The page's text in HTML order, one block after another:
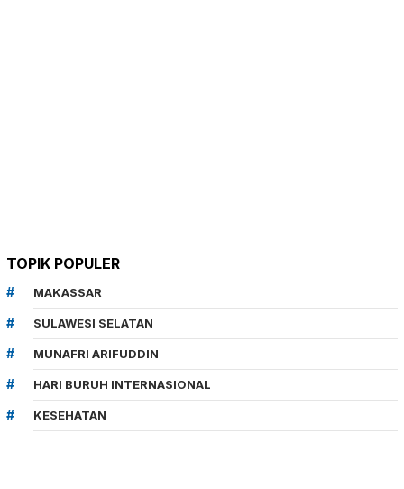
TOPIK POPULER
MAKASSAR
SULAWESI SELATAN
MUNAFRI ARIFUDDIN
HARI BURUH INTERNASIONAL
KESEHATAN